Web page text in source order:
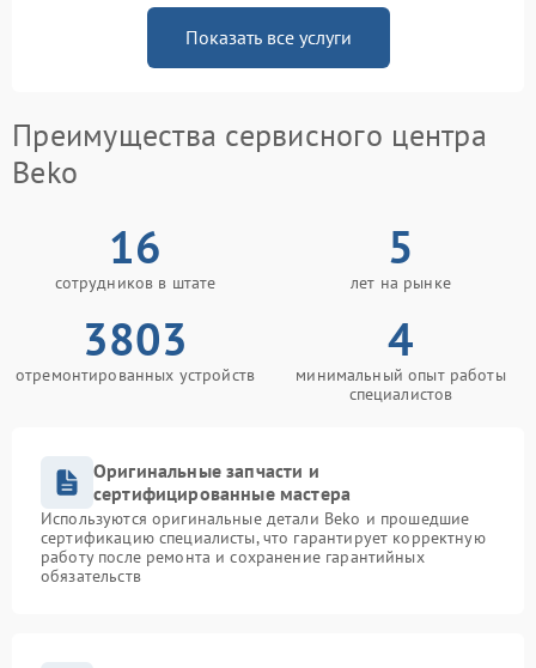
Показать все услуги
Преимущества сервисного центра
Beko
16
сотрудников в штате
5
лет на рынке
3803
отремонтированных устройств
4
минимальный опыт работы
специалистов
Оригинальные запчасти и
сертифицированные мастера
Используются оригинальные детали Beko и прошедшие
сертификацию специалисты, что гарантирует корректную
работу после ремонта и сохранение гарантийных
обязательств